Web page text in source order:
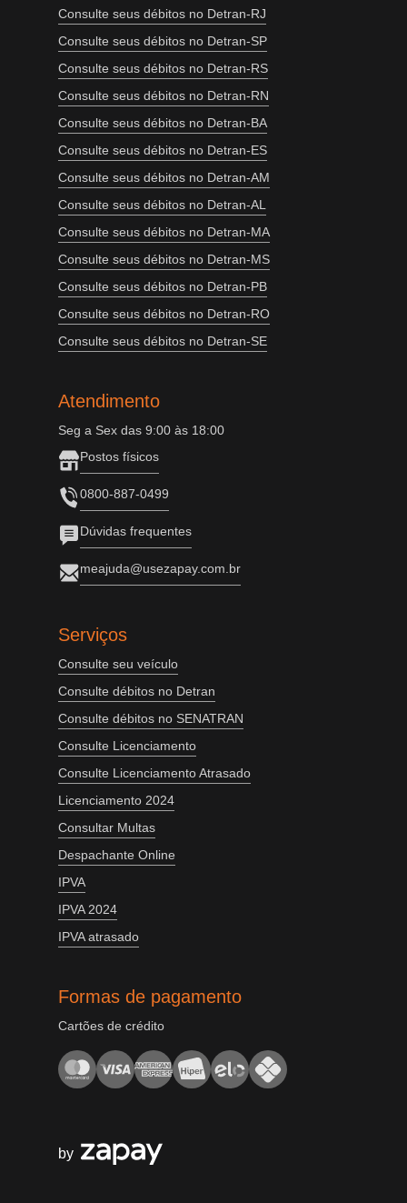
Consulte seus débitos no Detran-RJ
Consulte seus débitos no Detran-SP
Consulte seus débitos no Detran-RS
Consulte seus débitos no Detran-RN
Consulte seus débitos no Detran-BA
Consulte seus débitos no Detran-ES
Consulte seus débitos no Detran-AM
Consulte seus débitos no Detran-AL
Consulte seus débitos no Detran-MA
Consulte seus débitos no Detran-MS
Consulte seus débitos no Detran-PB
Consulte seus débitos no Detran-RO
Consulte seus débitos no Detran-SE
Atendimento
Seg a Sex das 9:00 às 18:00
Postos físicos
0800-887-0499
Dúvidas frequentes
meajuda@usezapay.com.br
Serviços
Consulte seu veículo
Consulte débitos no Detran
Consulte débitos no SENATRAN
Consulte Licenciamento
Consulte Licenciamento Atrasado
Licenciamento 2024
Consultar Multas
Despachante Online
IPVA
IPVA 2024
IPVA atrasado
Formas de pagamento
Cartões de crédito
by